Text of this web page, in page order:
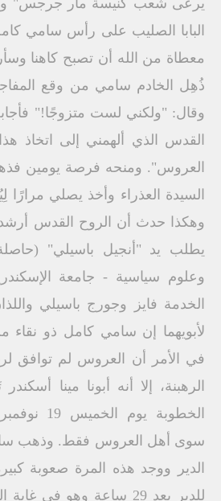
يرعى شعب كنيسة مار جرجس"
البابا الصليب على رأس سامي
معطاة من الله أن تصبح كاهنا
ذُهِل الخادم سامي من وقع
وقال: "ولكني لست متزوجًا!"
القدس الذي ألهمني إلى اتخاذ
العروس". ومنحه فرصة يومين
السيدة العذراء وأخذ يصلي مرارًا
وهكذا حدث أن الروح القدس
يطلب يد "أنجيل باسيلي"
وعلوم سياسية - جامعة
الخدمة فايز وجورج باسيلي
لأبويهما إن سامي كامل ذو نقاء
في الأمر أن العروس لم توافق
الرهبنة، إلا أنه أبونا مينا
سوى أهل العروس فقط. وذهب
الدير ووجد هذه المرة صعوبة
للدير بعد 29 ساعة وهو